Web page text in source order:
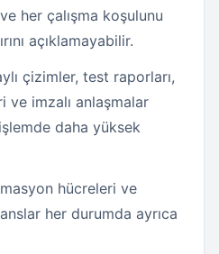
her çalışma koşulunu
açıklamayabilir.
çizimler, test raporları,
ve imzalı anlaşmalar
daha yüksek
hücreleri ve
her durumda ayrıca